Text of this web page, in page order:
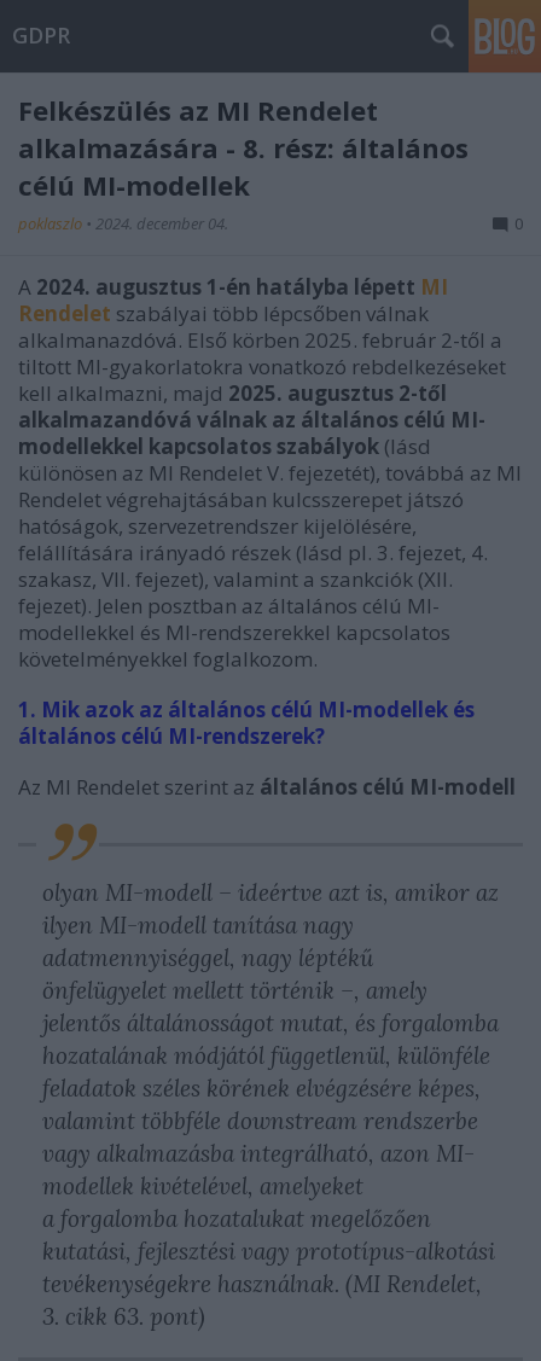
GDPR
Felkészülés az MI Rendelet
alkalmazására - 8. rész: általános
célú MI-modellek
poklaszlo • 2024. december 04. 0
A 2024. augusztus 1-én hatályba lépett MI
Rendelet szabályai több lépcsőben válnak
alkalmanazdóvá. Első körben 2025. február 2-től a
tiltott MI-gyakorlatokra vonatkozó rebdelkezéseket
kell alkalmazni, majd 2025. augusztus 2-től
alkalmazandóvá válnak az általános célú MI-
modellekkel kapcsolatos szabályok (lásd
különösen az MI Rendelet V. fejezetét), továbbá az MI
Rendelet végrehajtásában kulcsszerepet játszó
hatóságok, szervezetrendszer kijelölésére,
felállítására irányadó részek (lásd pl. 3. fejezet, 4.
szakasz, VII. fejezet), valamint a szankciók (XII.
fejezet). Jelen posztban az általános célú MI-
modellekkel és MI-rendszerekkel kapcsolatos
követelményekkel foglalkozom.
1. Mik azok az általános célú MI-modellek és
általános célú MI-rendszerek?
Az MI Rendelet szerint az általános célú MI-modell
olyan MI-modell – ideértve azt is, amikor az
ilyen MI-modell tanítása nagy
adatmennyiséggel, nagy léptékű
önfelügyelet mellett történik –, amely
jelentős általánosságot mutat, és forgalomba
hozatalának módjától függetlenül, különféle
feladatok széles körének elvégzésére képes,
valamint többféle downstream rendszerbe
vagy alkalmazásba integrálható, azon MI-
modellek kivételével, amelyeket
a forgalomba hozatalukat megelőzően
kutatási, fejlesztési vagy prototípus-alkotási
tevékenységekre használnak. (MI Rendelet,
3. cikk 63. pont)